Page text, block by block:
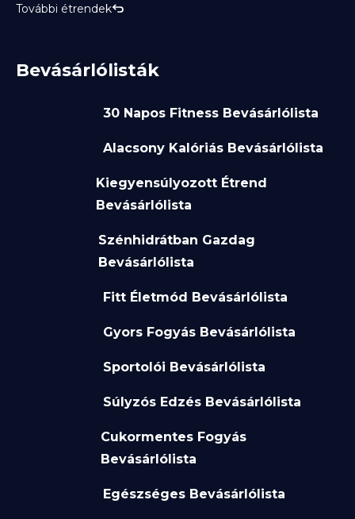
További étrendek
Bevásárlólisták
30 Napos Fitness Bevásárlólista
Alacsony Kalóriás Bevásárlólista
Kiegyensúlyozott Étrend
Bevásárlólista
Szénhidrátban Gazdag
Bevásárlólista
Fitt Életmód Bevásárlólista
Gyors Fogyás Bevásárlólista
Sportolói Bevásárlólista
Súlyzós Edzés Bevásárlólista
Cukormentes Fogyás
Bevásárlólista
Egészséges Bevásárlólista